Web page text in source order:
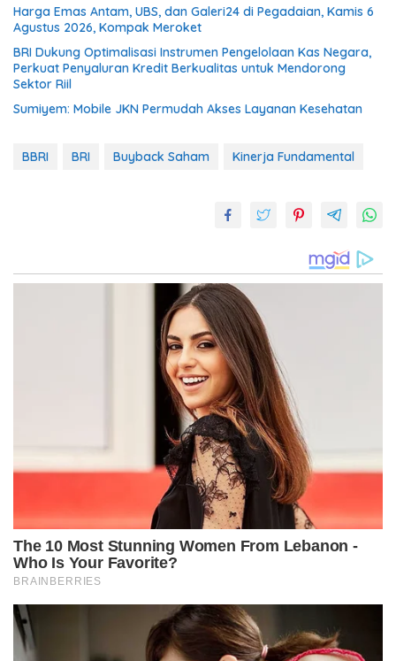
Harga Emas Antam, UBS, dan Galeri24 di Pegadaian, Kamis 6
Agustus 2026, Kompak Meroket
BRI Dukung Optimalisasi Instrumen Pengelolaan Kas Negara,
Perkuat Penyaluran Kredit Berkualitas untuk Mendorong
Sektor Riil
Sumiyem: Mobile JKN Permudah Akses Layanan Kesehatan
BBRI BRI Buyback Saham Kinerja Fundamental